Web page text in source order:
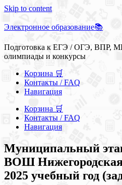
Skip to content
Электронное образование📚
Подготовка к ЕГЭ / ОГЭ, ВПР,
олимпиады и конкурсы
Корзина 🛒
Контакты / FAQ
Навигация
Корзина 🛒
Контакты / FAQ
Навигация
Муниципальный
ВОШ Нижегородская
2025 учебный год